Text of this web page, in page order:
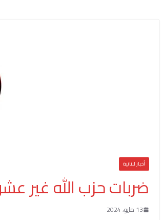
أخبار لبنانية
ضربات حزب الله غير
13 مايو، 2024